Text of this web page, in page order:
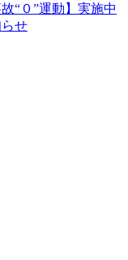
“０”運動】実施中
せ